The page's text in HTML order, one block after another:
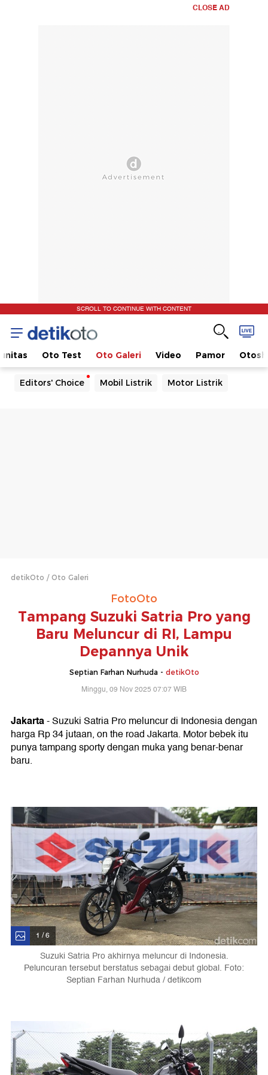
CLOSE AD
SCROLL TO CONTINUE WITH CONTENT
Oto Test Oto Galeri Video Pamor
Editors' Choice Mobil Listrik Motor Listrik
detikOto Oto Galeri
FotoOto
Tampang Suzuki Satria Pro yang
Baru Meluncur di RI, Lampu
Depannya Unik
Septian Farhan Nurhuda - detikOto
Minggu, 09 Nov 2025 07:07 WIB
Jakarta- Suzuki Satria Pro meluncur di Indonesia dengan
harga Rp 34 jutaan, on the road Jakarta. Motor bebek itu
punya tampang sporty dengan muka yang benar-benar
baru.
1 / 6
Suzuki Satria Pro akhirnya meluncur di Indonesia.
Peluncuran tersebut berstatus sebagai debut global. Foto:
Septian Farhan Nurhuda / detikcom